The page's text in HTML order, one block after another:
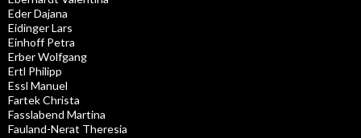
Eder Dajana
Eidinger Lars
Einhoff Petra
Erber Wolfgang
Ertl Philipp
Essl Manuel
Fartek Christa
Fasslabend Martina
Fauland-Nerat Theresia